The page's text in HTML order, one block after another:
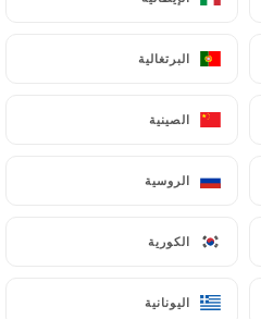
البرتغالية
الصينية
الروسية
الكورية
اليونانية
البرتغالية
الصينية
الروسية
الكورية
اليونانية